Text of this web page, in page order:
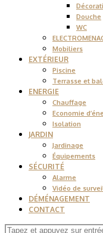
Douche
WC
Mobiliers
EXTÉRIEUR
Piscine
Terrasse et
ENERGIE
Chauffage
Economie
Isolation
JARDIN
Jardinage
Équipements
SÉCURITÉ
Alarme
Vidéo de
DÉMÉNAGEMENT
CONTACT